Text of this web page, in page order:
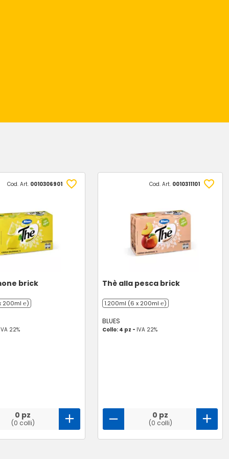
Cod. Art. 0010306901
brick
200ml ℮)
22%
0 pz
(0 colli)
Cod. Art. 0010311101
Thè alla pesca brick
1.200ml (6 x 200ml ℮)
BLUES
Collo: 4 pz - IVA 22%
0 pz
(0 colli)